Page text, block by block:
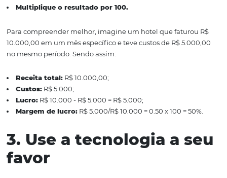
cama, mesa e banho, verifique os valores despendidos
gastos de energia elétrica e contas de água e telefone,
criando estratégias para economizar. Outra dica
dos funcionários que trabalham no hotel. Assim, você
calcular a sua margem de lucro com mais assertividade.
como fazer esse cálculo? O percentual da margem de
é obtido da seguinte maneira:
Divida o lucro pela receita total;
Multiplique o resultado por 100.